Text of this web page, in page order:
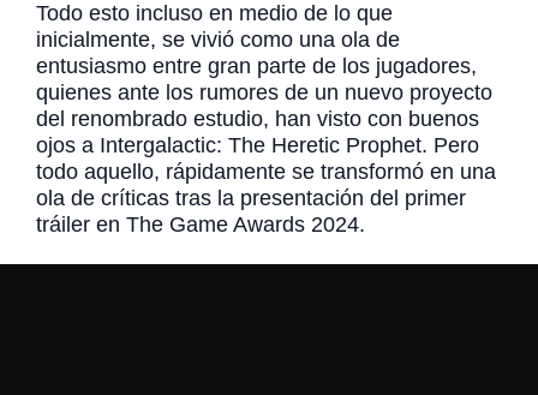
Todo esto incluso en medio de lo que
inicialmente, se vivió como una ola de
entusiasmo entre gran parte de los jugadores,
quienes ante los rumores de un nuevo proyecto
del renombrado estudio, han visto con buenos
ojos a Intergalactic: The Heretic Prophet. Pero
todo aquello, rápidamente se transformó en una
ola de críticas tras la presentación del primer
tráiler en The Game Awards 2024.